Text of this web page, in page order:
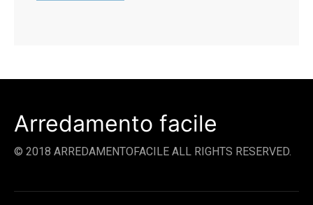
Arredamento facile
© 2018 ARREDAMENTOFACILE ALL RIGHTS RESERVED.